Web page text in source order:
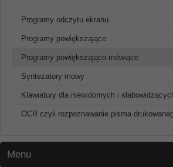
Programy odczytu ekranu
Programy powiększające
Programy powiększająco-mówiące
Syntezatory mowy
Klawiatury dla niewidomych i
OCR czyli rozpoznawanie pisma
Menu